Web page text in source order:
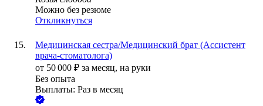
Можно без резюме
Откликнуться
Медицинская сестра/Медицинский брат (Ассистент
врача-стоматолога)
от 50 000 ₽ за месяц, на руки
Без опыта
Выплаты: Раз в месяц